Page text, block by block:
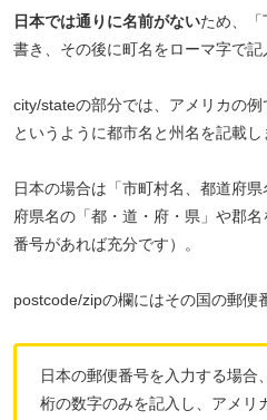
日本では通りに名前がないため、
書き、その後に町名をローマ字で記
city/stateの部分では、アメリカの例
というように都市名と州名を記載し
日本の場合は「市町村名、都道府
府県名の「都・道・府・県」や郡
番号があれば充分です）。
postcode/zipの欄にはその国の郵便
日本の郵便番号を入力する場合
桁の数字のみを記入し、アメリ